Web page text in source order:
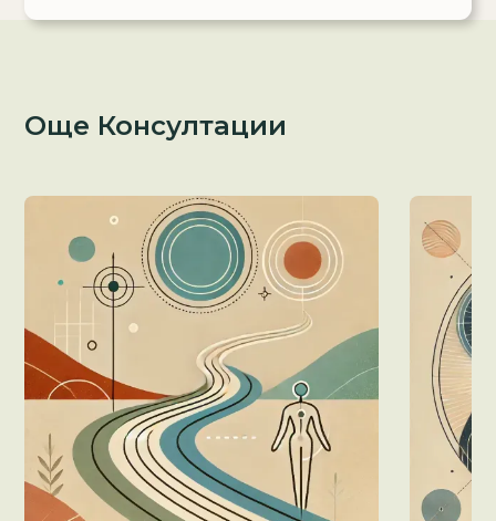
Още Консултации